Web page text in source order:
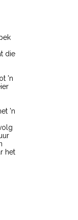
die
'n
'n
het